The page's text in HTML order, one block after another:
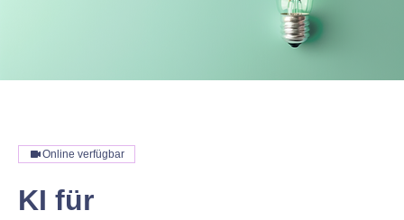
Online verfügbar
KI für